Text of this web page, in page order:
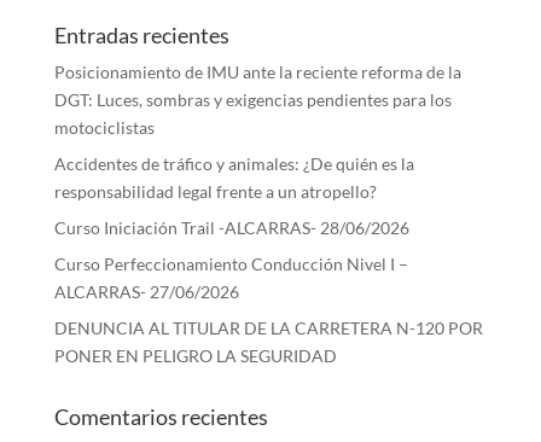
Entradas recientes
Posicionamiento de IMU ante la reciente reforma de la
DGT: Luces, sombras y exigencias pendientes para los
motociclistas
Accidentes de tráfico y animales: ¿De quién es la
responsabilidad legal frente a un atropello?
Curso Iniciación Trail -ALCARRAS- 28/06/2026
Curso Perfeccionamiento Conducción Nivel I –
ALCARRAS- 27/06/2026
DENUNCIA AL TITULAR DE LA CARRETERA N-120 POR
PONER EN PELIGRO LA SEGURIDAD
Comentarios recientes